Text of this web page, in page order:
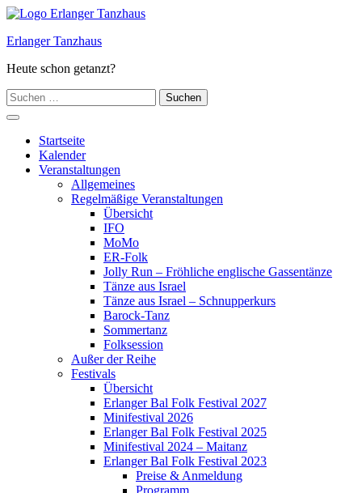
Zum
springen
Erlanger Tanzhaus
Heute schon getanzt?
Suchen
nach:
Hauptmenü
Startseite
Kalender
Veranstaltungen
Allgemeines
Regelmäßige Veranstaltungen
Übersicht
IFO
MoMo
ER-Folk
Jolly Run – Fröhliche englische Gassentänze
Tänze aus Israel
Tänze aus Israel – Schnupperkurs
Barock-Tanz
Sommertanz
Folksession
Außer der Reihe
Festivals
Übersicht
Erlanger Bal Folk Festival 2027
Minifestival 2026
Erlanger Bal Folk Festival 2025
Minifestival 2024 – Maitanz
Erlanger Bal Folk Festival 2023
Preise & Anmeldung
Programm